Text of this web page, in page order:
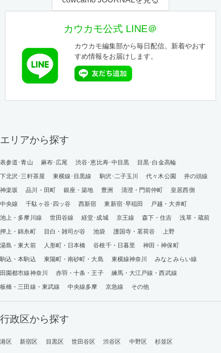
カウカモ公式 LINE＠
カウカモ編集部から毎日配信。新着やおす
すめ情報をお届けします。
エリアから探す
表参道･青山 麻布･広尾 渋谷･恵比寿･中目黒
目黒･白金高輪
下北沢･三軒茶屋
東横線･目黒線 駒沢･二子玉川 代々木公園
井の頭線
神楽坂
品川・田町 銀座・築地 豊洲 清澄・門前仲町
皇居西側
中央線
千駄ヶ谷･四ッ谷 西新宿 東新宿･早稲田
戸越・大井町
池上・多摩川線
世田谷線 経堂･成城 京王線 森下・住吉
浅草・蔵前
押上・錦糸町
目白・雑司が谷 池袋 護国寺・茗荷谷
上野
湯島・東大前
人形町・日本橋 谷根千・日暮里
神田・神保町
駒込・本駒込
東陽町・南砂町・大島 東横線神奈川
みなとみらい線
田園都市線神奈川
赤羽・十条・王子
練馬・大江戸線・西武線
板橋・三田線・東武線
中央線多摩 京急線 その他
行政区から探す
港区 新宿区 目黒区 世田谷区 渋谷区 中野区 杉並区